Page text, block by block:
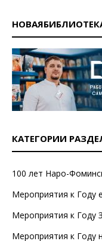
КАТЕГОРИИ
100 лет Наро-
Мероприятия к Году
Мероприятия к Году
Мероприятия к Году